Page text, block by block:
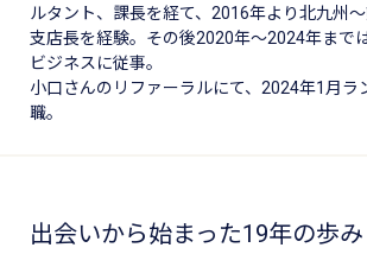
ルタント、課長を経て、2016年より北九州
支店長を経験。その後2020年～2024年まで
ビジネスに従事。
小口さんのリファーラルにて、2024年1月ラ
職。
出会いから始まった19年の歩